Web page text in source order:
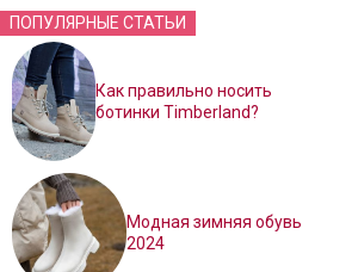
ПОПУЛЯРНЫЕ СТАТЬИ
Как правильно носить
ботинки Timberland?
Модная зимняя обувь
2024